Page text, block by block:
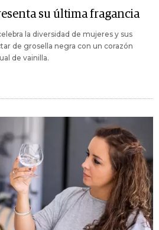
su última fragancia
la diversidad de mujeres y sus
de grosella negra con un corazón
de vainilla.